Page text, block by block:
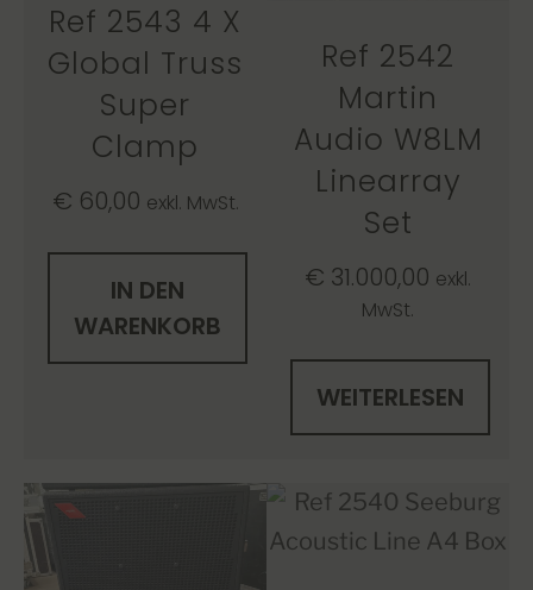
Ref 2543 4 X
Global Truss
Super
Clamp
€ 60,00 exkl. MwSt.
IN DEN
WARENKORB
Ref 2542
Martin
Audio W8LM
Linearray
Set
€ 31.000,00 exkl.
MwSt.
WEITERLESEN